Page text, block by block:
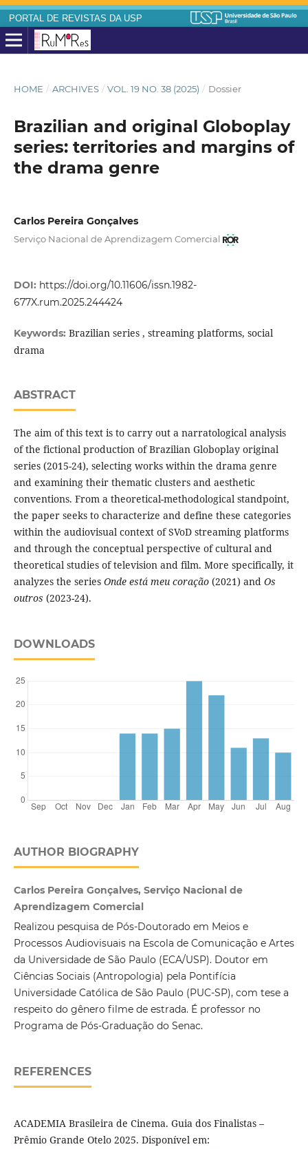
PORTAL DE REVISTAS DA USP
HOME / ARCHIVES / VOL. 19 NO. 38 (2025) / Dossier
Brazilian and original Globoplay
series: territories and margins of
the drama genre
Carlos Pereira Gonçalves
Serviço Nacional de Aprendizagem Comercial
DOI: https://doi.org/10.11606/issn.1982-
677X.rum.2025.244424
Keywords: Brazilian series , streaming platforms, social
drama
ABSTRACT
The aim of this text is to carry out a narratological analysis
of the fictional production of Brazilian Globoplay original
series (2015-24), selecting works within the drama genre
and examining their thematic clusters and aesthetic
conventions. From a theoretical-methodological standpoint,
the paper seeks to characterize and define these categories
within the audiovisual context of SVoD streaming platforms
and through the conceptual perspective of cultural and
theoretical studies of television and film. More specifically, it
analyzes the series Onde está meu coração (2021) and Os
outros (2023-24).
DOWNLOADS
AUTHOR BIOGRAPHY
Carlos Pereira Gonçalves, Serviço Nacional de
Aprendizagem Comercial
Realizou pesquisa de Pós-Doutorado em Meios e
Processos Audiovisuais na Escola de Comunicação e Artes
da Universidade de São Paulo (ECA/USP). Doutor em
Ciências Sociais (Antropologia) pela Pontifícia
Universidade Católica de São Paulo (PUC-SP), com tese a
respeito do gênero filme de estrada. É professor no
Programa de Pós-Graduação do Senac.
REFERENCES
ACADEMIA Brasileira de Cinema. Guia dos Finalistas –
Prêmio Grande Otelo 2025. Disponível em: